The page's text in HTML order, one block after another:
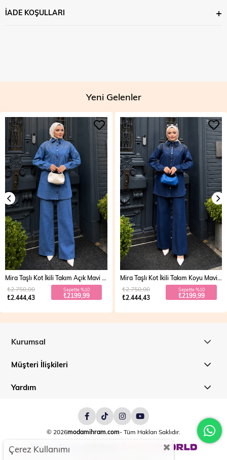
İADE KOŞULLARI
Yeni Gelenler
₺2.444,43
₺2.750,00 Sepette %10
₺2199,99
Mira Taşlı Kot İkili Takım Koyu Mavi 19286
₺2.444,43
₺2.750,00 Sepette %10
₺2199,99
Kurumsal
Müşteri İlişkileri
Yardım
© 2026modamihram.com- Tüm Hakları Saklıdır.
Çerez Kullanımı